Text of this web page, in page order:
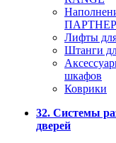
ПАРТНЕР/
Лифты
Штанги
шкафов
Коврики
32. Системы
дверей